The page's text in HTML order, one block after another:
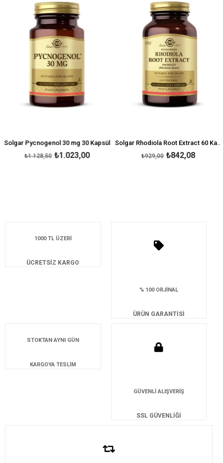
Solgar Pycnogenol 30 mg 30 Kapsül
₺1.023,00
₺1.128,50
Solgar Rhodiola Root Extract 60 Kapsül
₺842,08
₺929,00
1000 TL ÜZERİ
ÜCRETSİZ KARGO
% 100 ORJİNAL
ÜRÜN GARANTİSİ
STOKTAN AYNI GÜN
KARGOYA TESLİM
GÜVENLİ ALIŞVERİŞ
SSL GÜVENLİĞİ